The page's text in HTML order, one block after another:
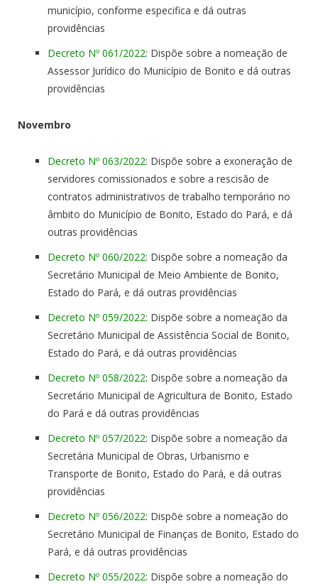
município, conforme especifica e dá outras
providências
Decreto Nº 061/2022: Dispõe sobre a nomeação de
Assessor Jurídico do Município de Bonito e dá outras
providências
Novembro
Decreto Nº 063/2022: Dispõe sobre a exoneração de
servidores comissionados e sobre a rescisão de
contratos administrativos de trabalho temporário no
âmbito do Município de Bonito, Estado do Pará, e dá
outras providências
Decreto Nº 060/2022: Dispõe sobre a nomeação da
Secretário Municipal de Meio Ambiente de Bonito,
Estado do Pará, e dá outras providências
Decreto Nº 059/2022: Dispõe sobre a nomeação da
Secretário Municipal de Assistência Social de Bonito,
Estado do Pará, e dá outras providências
Decreto Nº 058/2022: Dispõe sobre a nomeação da
Secretário Municipal de Agricultura de Bonito, Estado
do Pará e dá outras providências
Decreto Nº 057/2022: Dispõe sobre a nomeação da
Secretária Municipal de Obras, Urbanismo e
Transporte de Bonito, Estado do Pará, e dá outras
providências
Decreto Nº 056/2022: Dispõe sobre a nomeação do
Secretário Municipal de Finanças de Bonito, Estado do
Pará, e dá outras providências
Decreto Nº 055/2022: Dispõe sobre a nomeação do